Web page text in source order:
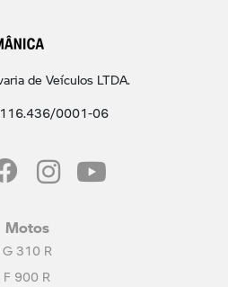
de Veículos LTDA.
0001-06
Motos
G 310 R
F 900 R